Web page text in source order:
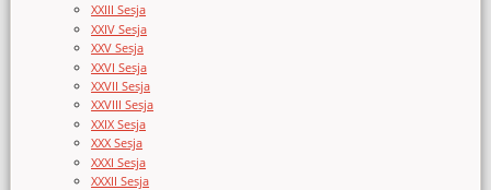
XXIII Sesja
XXIV Sesja
XXV Sesja
XXVI Sesja
XXVII Sesja
XXVIII Sesja
XXIX Sesja
XXX Sesja
XXXI Sesja
XXXII Sesja